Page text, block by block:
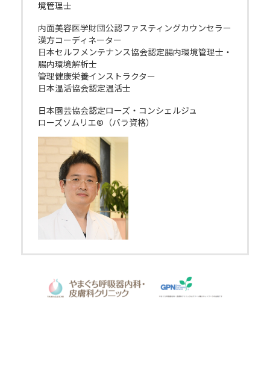
境管理士
内面美容医学財団公認ファスティングカウンセラー
漢方コーディネーター
日本セルフメンテナンス協会認定腸内環境管理士・
腸内環境解析士
管理健康栄養インストラクター
日本温活協会認定温活士
日本園芸協会認定ローズ・コンシェルジュ
ローズソムリエ®（バラ資格）